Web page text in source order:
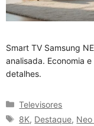
Smart TV Samsung
analisada. Economia
detalhes.
Categorias
Televisores
Tags
8K, Destaque, Neo